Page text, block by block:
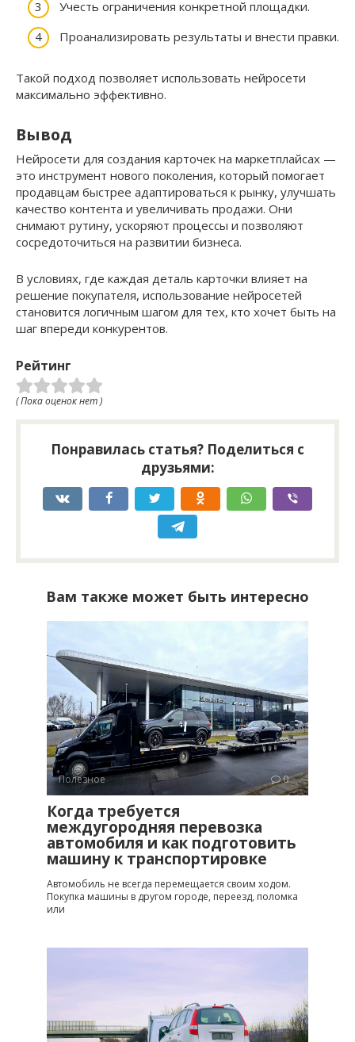
Учесть ограничения конкретной площадки.
Проанализировать результаты и внести правки.
Такой подход позволяет использовать нейросети
максимально эффективно.
Вывод
Нейросети для создания карточек на маркетплайсах —
это инструмент нового поколения, который помогает
продавцам быстрее адаптироваться к рынку, улучшать
качество контента и увеличивать продажи. Они
снимают рутину, ускоряют процессы и позволяют
сосредоточиться на развитии бизнеса.
В условиях, где каждая деталь карточки влияет на
решение покупателя, использование нейросетей
становится логичным шагом для тех, кто хочет быть на
шаг впереди конкурентов.
Рейтинг
( Пока оценок нет )
Понравилась статья? Поделиться с
друзьями:
Вам также может быть интересно
Полезное 0
Когда требуется
междугородняя перевозка
автомобиля и как подготовить
машину к транспортировке
Автомобиль не всегда перемещается своим ходом.
Покупка машины в другом городе, переезд, поломка
или